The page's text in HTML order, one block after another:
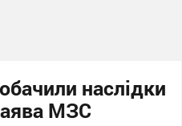
наслідки
МЗС